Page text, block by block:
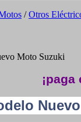
/Otros
Moto Suzuki